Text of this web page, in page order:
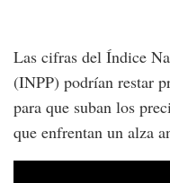
Las cifras del Índice
(INPP) podrían restar
para que suban los
que enfrentan un alza